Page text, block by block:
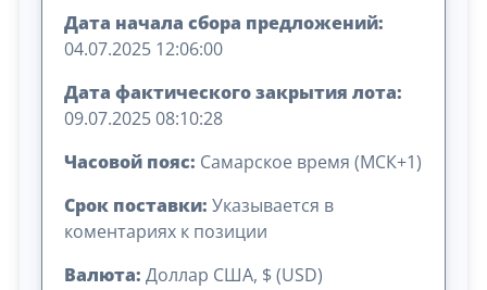
Дата начала сбора предложений:
04.07.2025 12:06:00
Дата фактического закрытия лота:
09.07.2025 08:10:28
Часовой пояс: Самарское время (МСК+1)
Срок поставки: Указывается в
коментариях к позиции
Валюта: Доллар США, $ (USD)